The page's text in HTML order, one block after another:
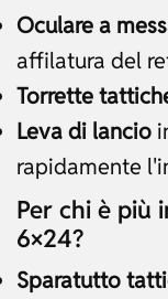
Oculare a
affilatura del
Torrette
Leva di lancio
rapidamente
Per chi è più
6×24?
Sparatutto